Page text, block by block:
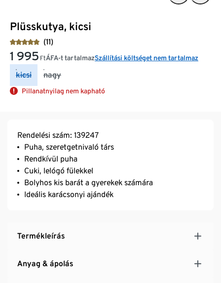
Plüsskutya, kicsi
(11)
1 995 FtÁFA-t tartalmazSzállítási költséget nem tartalmaz
kicsi nagy
Pillanatnyilag nem kapható
Rendelési szám: 139247
Puha, szeretgetnivaló társ
Rendkívül puha
Cuki, lelógó fülekkel
Bolyhos kis barát a gyerekek számára
Ideális karácsonyi ajándék
Termékleírás
Anyag & ápolás